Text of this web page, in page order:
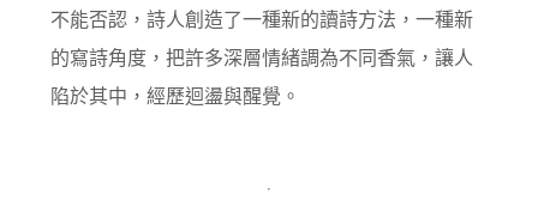
不能否認，詩人創造了一種新的讀詩方法，一種新
的寫詩角度，把許多深層情緒調為不同香氣，讓人
陷於其中，經歷迴盪與醒覺。